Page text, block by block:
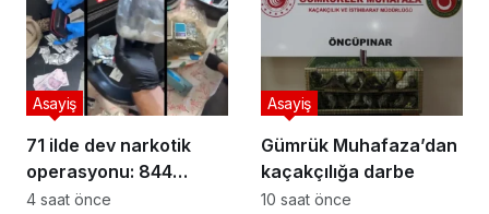
71 ilde dev narkotik
operasyonu: 844
tutuklama
Asayiş
4 saat önce
Gümrük Muhafaza’dan
kaçakçılığa darbe
Asayiş
10 saat önce